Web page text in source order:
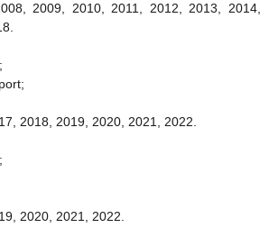
2009, 2010, 2011, 2012, 2013, 2014,
2018, 2019, 2020, 2021, 2022.
2020, 2021, 2022.